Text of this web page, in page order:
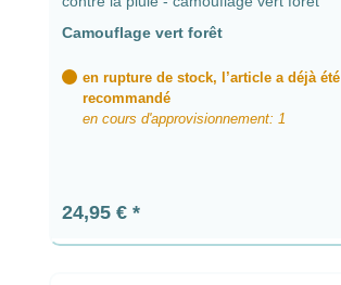
Camouflage vert forêt
en rupture de stock, l’article a déjà été
recommandé
en cours d'approvisionnement: 1
Prix régulier :
24,95 €